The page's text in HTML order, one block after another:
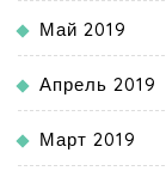
Май 2019
Апрель 2019
Март 2019